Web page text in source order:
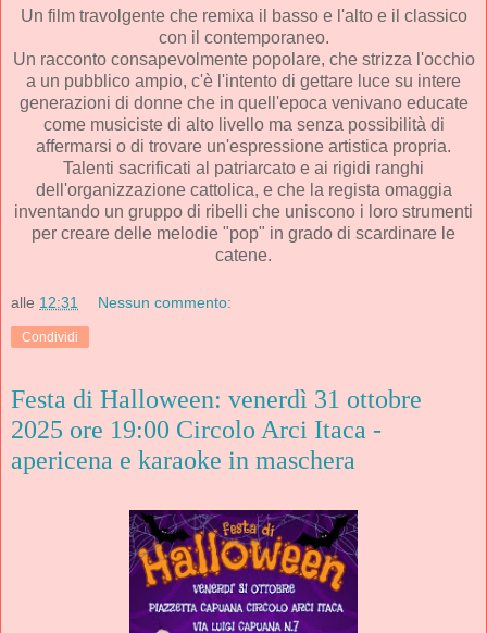
Un film travolgente che remixa il basso e l'alto e il classico
con il contemporaneo.
Un racconto consapevolmente popolare, che strizza l'occhio
a un pubblico ampio, c'è l'intento di gettare luce su intere
generazioni di donne che in quell'epoca venivano educate
come musiciste di alto livello ma senza possibilità di
affermarsi o di trovare un'espressione artistica propria.
Talenti sacrificati al patriarcato e ai rigidi ranghi
dell'organizzazione cattolica, e che la regista omaggia
inventando un gruppo di ribelli che uniscono i loro strumenti
per creare delle melodie "pop" in grado di scardinare le
catene.
alle 12:31 Nessun commento:
Condividi
Festa di Halloween: venerdì 31 ottobre
2025 ore 19:00 Circolo Arci Itaca -
apericena e karaoke in maschera